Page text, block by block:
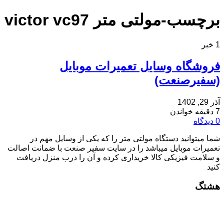
برچسب-مولتی متر victor vc97
1 خبر
فروشگاه وسایل تعمیرات موبایل
(سفیرصنعت)
آذر 29, 1402
7 دقیقه خواندن
0 دیدگاه
شما میتوانید دستگاه مولتی متر را که یکی از وسایل مهم در
تعمیرات موبایل میباشد را در سایت سفیر صنعت با ضمانت اصالت
و سلامت فیزیکی کالا خریداری کرده و آن را درب منزل دریافت
کنید
هشتگ